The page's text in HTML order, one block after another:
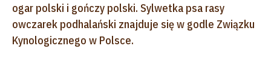
ogar polski i gończy polski. Sylwetka psa rasy
owczarek podhalański znajduje się w godle Związku
Kynologicznego w Polsce.